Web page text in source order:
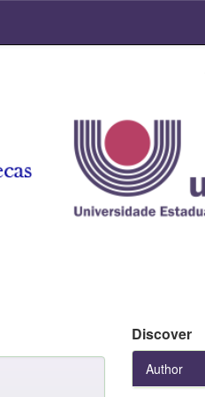
Discover
Author